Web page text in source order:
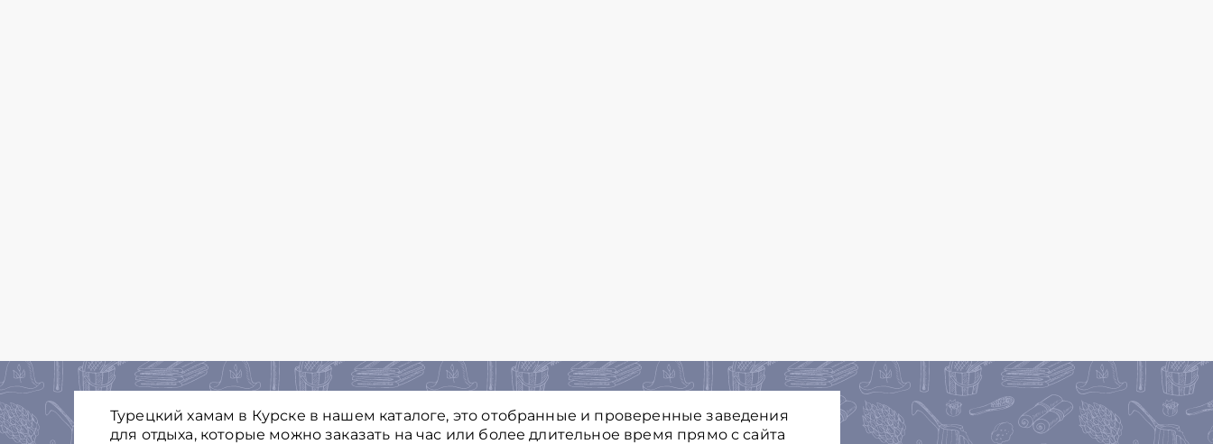
Турецкий хамам в Курске в нашем каталоге, это отобранные и проверенные заведения
для отдыха, которые можно заказать на час или более длительное время прямо с сайта